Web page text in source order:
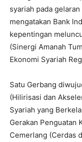
syariah pada
mengatakan Bank
kepentingan
(Sinergi Amanah
Ekonomi Syariah
Satu Gerbang
(Hilirisasi dan
Syariah yang
Gerakan Penguatan
Cemerlang (Cerdas